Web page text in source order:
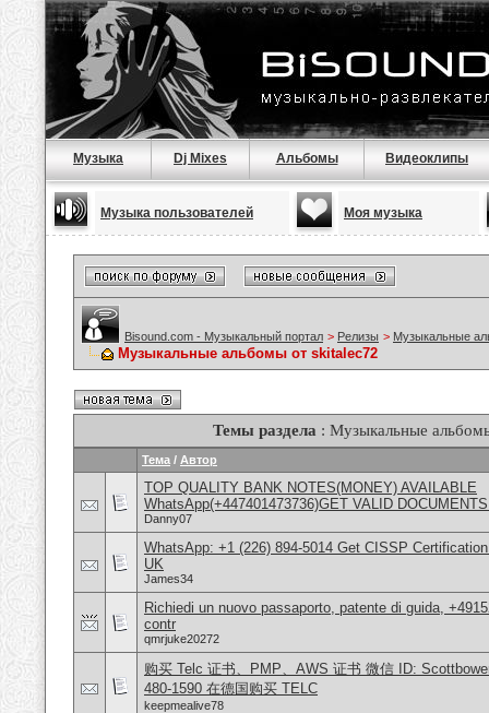
Музыка Dj Mixes Альбомы Видеоклипы
Музыка пользователей Моя музыка
Bisound.com - Музыкальный портал > Релизы > Музыкальные
Музыкальные альбомы от skitalec72
Темы раздела : Музыкальные
Тема / Автор
TOP QUALITY BANK NOTES(MONEY) AVAILABLE
WhatsApp(+447401473736)GET VALID
Danny07
WhatsApp: +1 (226) 894-5014​ Get CISSP
UK
James34
Richiedi un nuovo passaporto, patente di guida,
contr
qmrjuke20272
购买 Telc 证书、PMP、AWS 证书 微信 ID:
480-1590 在德国购买 TELC
keepmealive78